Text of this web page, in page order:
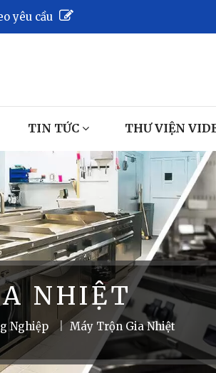
yêu cầu
TIN TỨC THƯ VIỆN
NHIỆT
Nghiệp | Máy Trộn Gia Nhiệt